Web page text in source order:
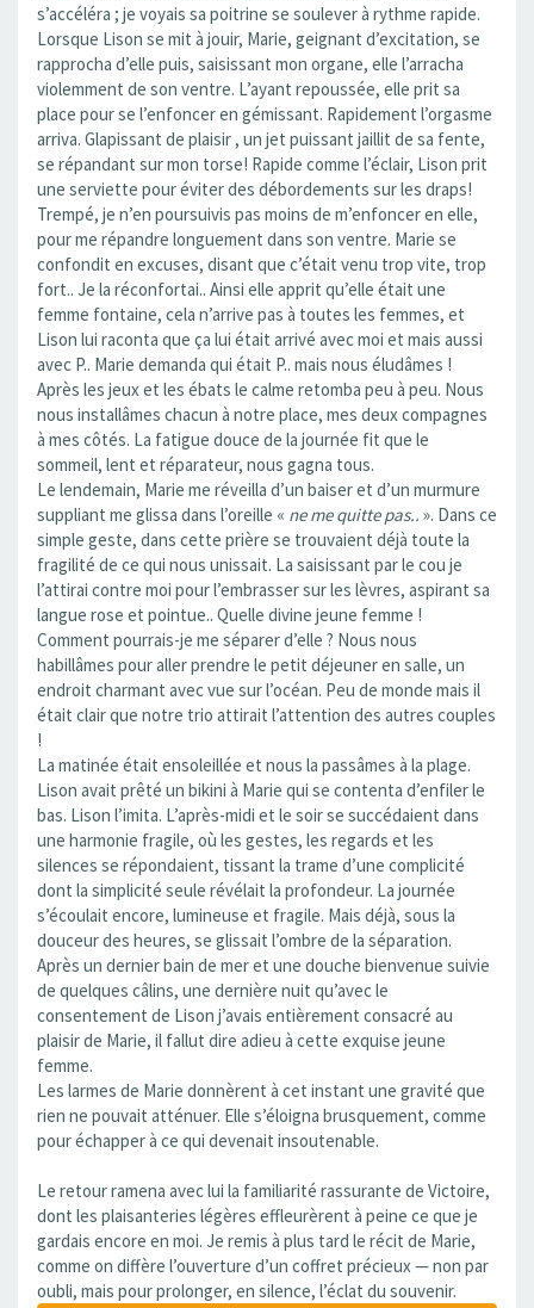
s’accéléra ; je voyais sa poitrine se soulever à rythme rapide.
Lorsque Lison se mit à jouir, Marie, geignant d’excitation, se
rapprocha d’elle puis, saisissant mon organe, elle l’arracha
violemment de son ventre. L’ayant repoussée, elle prit sa
place pour se l’enfoncer en gémissant. Rapidement l’orgasme
arriva. Glapissant de plaisir , un jet puissant jaillit de sa fente,
se répandant sur mon torse! Rapide comme l’éclair, Lison prit
une serviette pour éviter des débordements sur les draps!
Trempé, je n’en poursuivis pas moins de m’enfoncer en elle,
pour me répandre longuement dans son ventre. Marie se
confondit en excuses, disant que c’était venu trop vite, trop
fort.. Je la réconfortai.. Ainsi elle apprit qu’elle était une
femme fontaine, cela n’arrive pas à toutes les femmes, et
Lison lui raconta que ça lui était arrivé avec moi et mais aussi
avec P.. Marie demanda qui était P.. mais nous éludâmes !
Après les jeux et les ébats le calme retomba peu à peu. Nous
nous installâmes chacun à notre place, mes deux compagnes
à mes côtés. La fatigue douce de la journée fit que le
sommeil, lent et réparateur, nous gagna tous.
Le lendemain, Marie me réveilla d’un baiser et d’un murmure
suppliant me glissa dans l’oreille « ne me quitte pas.. ». Dans ce
simple geste, dans cette prière se trouvaient déjà toute la
fragilité de ce qui nous unissait. La saisissant par le cou je
l’attirai contre moi pour l’embrasser sur les lèvres, aspirant sa
langue rose et pointue.. Quelle divine jeune femme !
Comment pourrais-je me séparer d’elle ? Nous nous
habillâmes pour aller prendre le petit déjeuner en salle, un
endroit charmant avec vue sur l’océan. Peu de monde mais il
était clair que notre trio attirait l’attention des autres couples
!
La matinée était ensoleillée et nous la passâmes à la plage.
Lison avait prêté un bikini à Marie qui se contenta d’enfiler le
bas. Lison l’imita. L’après-midi et le soir se succédaient dans
une harmonie fragile, où les gestes, les regards et les
silences se répondaient, tissant la trame d’une complicité
dont la simplicité seule révélait la profondeur. La journée
s’écoulait encore, lumineuse et fragile. Mais déjà, sous la
douceur des heures, se glissait l’ombre de la séparation.
Après un dernier bain de mer et une douche bienvenue suivie
de quelques câlins, une dernière nuit qu’avec le
consentement de Lison j’avais entièrement consacré au
plaisir de Marie, il fallut dire adieu à cette exquise jeune
femme.
Les larmes de Marie donnèrent à cet instant une gravité que
rien ne pouvait atténuer. Elle s’éloigna brusquement, comme
pour échapper à ce qui devenait insoutenable.
Le retour ramena avec lui la familiarité rassurante de Victoire,
dont les plaisanteries légères effleurèrent à peine ce que je
gardais encore en moi. Je remis à plus tard le récit de Marie,
comme on diffère l’ouverture d’un coffret précieux — non par
oubli, mais pour prolonger, en silence, l’éclat du souvenir.